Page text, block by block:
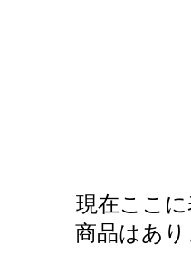
現在ここ
商品はあり